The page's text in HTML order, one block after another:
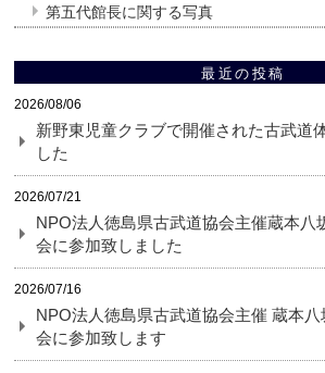
第五代館長に関する写真
最近の投稿
2026/08/06
新野東児童クラブで開催された古武道
した
2026/07/21
NPO法人徳島県古武道協会主催蔵本八
会に参加致しました
2026/07/16
NPO法人徳島県古武道協会主催 蔵本
会に参加致します